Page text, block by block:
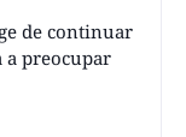
de continuar
preocupar